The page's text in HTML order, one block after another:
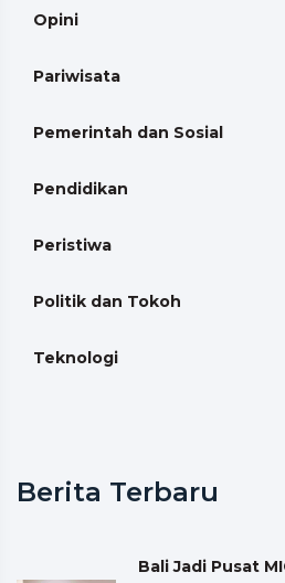
Opini
Pariwisata
Pemerintah dan Sosial
Pendidikan
Peristiwa
Politik dan Tokoh
Teknologi
Berita Terbaru
Bali Jadi Pusat